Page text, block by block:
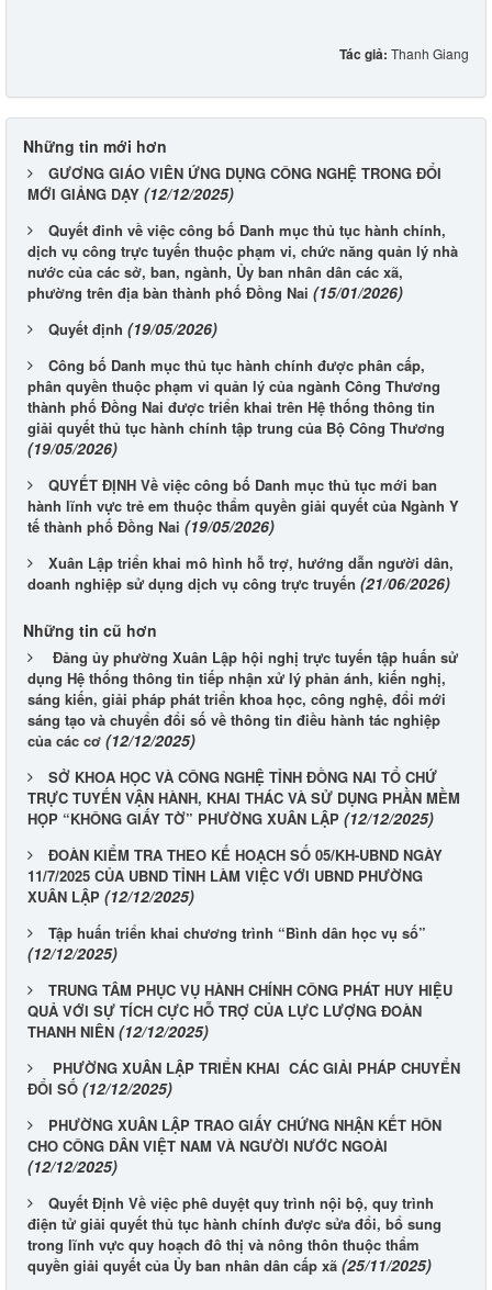
Tác giả: Thanh Giang
Những tin mới hơn
GƯƠNG GIÁO VIÊN ỨNG DỤNG CÔNG NGHỆ TRONG ĐỔI
MỚI GIẢNG DẠY (12/12/2025)
Quyết đinh về việc công bố Danh mục thủ tục hành chính,
dịch vụ công trực tuyến thuộc phạm vi, chức năng quản lý nhà
nước của các sở, ban, ngành, Ủy ban nhân dân các xã,
phường trên địa bàn thành phố Đồng Nai (15/01/2026)
Quyết định (19/05/2026)
Công bố Danh mục thủ tục hành chính được phân cấp,
phân quyền thuộc phạm vi quản lý của ngành Công Thương
thành phố Đồng Nai được triển khai trên Hệ thống thông tin
giải quyết thủ tục hành chính tập trung của Bộ Công Thương
(19/05/2026)
QUYẾT ĐỊNH Về việc công bố Danh mục thủ tục mới ban
hành lĩnh vực trẻ em thuộc thẩm quyền giải quyết của Ngành Y
tế thành phố Đồng Nai (19/05/2026)
Xuân Lập triển khai mô hình hỗ trợ, hướng dẫn người dân,
doanh nghiệp sử dụng dịch vụ công trực truyến (21/06/2026)
Những tin cũ hơn
Đảng ủy phường Xuân Lập hội nghị trực tuyến tập huấn sử
dụng Hệ thống thông tin tiếp nhận xử lý phản ánh, kiến nghị,
sáng kiến, giải pháp phát triển khoa học, công nghệ, đổi mới
sáng tạo và chuyển đổi số về thông tin điều hành tác nghiệp
của các cơ (12/12/2025)
SỞ KHOA HỌC VÀ CÔNG NGHỆ TỈNH ĐỒNG NAI TỔ CHỨ
TRỰC TUYẾN VẬN HÀNH, KHAI THÁC VÀ SỬ DỤNG PHẦN MỀM
HỌP “KHÔNG GIẤY TỜ” PHƯỜNG XUÂN LẬP (12/12/2025)
ĐOÀN KIỂM TRA THEO KẾ HOẠCH SỐ 05/KH-UBND NGÀY
11/7/2025 CỦA UBND TỈNH LÀM VIỆC VỚI UBND PHƯỜNG
XUÂN LẬP (12/12/2025)
Tập huấn triển khai chương trình “Bình dân học vụ số”
(12/12/2025)
TRUNG TÂM PHỤC VỤ HÀNH CHÍNH CÔNG PHÁT HUY HIỆU
QUẢ VỚI SỰ TÍCH CỰC HỖ TRỢ CỦA LỰC LƯỢNG ĐOÀN
THANH NIÊN (12/12/2025)
PHƯỜNG XUÂN LẬP TRIỂN KHAI CÁC GIẢI PHÁP CHUYỂN
ĐỔI SỐ (12/12/2025)
PHƯỜNG XUÂN LẬP TRAO GIẤY CHỨNG NHẬN KẾT HÔN
CHO CÔNG DÂN VIỆT NAM VÀ NGƯỜI NƯỚC NGOÀI
(12/12/2025)
Quyết Định Về việc phê duyệt quy trình nội bộ, quy trình
điện tử giải quyết thủ tục hành chính được sửa đổi, bổ sung
trong lĩnh vực quy hoạch đô thị và nông thôn thuộc thẩm
quyền giải quyết của Ủy ban nhân dân cấp xã (25/11/2025)